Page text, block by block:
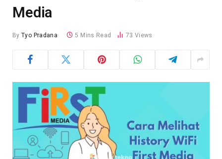
Media
By Tyo Pradana 5 Mins Read 73 Views